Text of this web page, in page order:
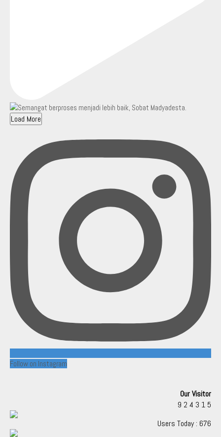
Load More
Follow on Instagram
Our Visitor
9 2 4 3 1 5
Users Today : 676